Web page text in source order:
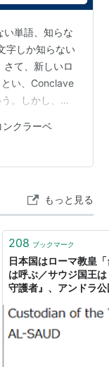
い単語、知らな
字しか知らない
て、新しいロ
い、Conclave
。しかし、ア
用語（だよ
う。 以前は
たし、「法
教皇」と呼び
ンクラーベ
もっと見る
208 ブックマーク
日本国はローマ教皇
は呼ぶ／サウジ国王
守護者』、アンドラ
- INVISIBLE Dojo.
COLORFUL PLACE-